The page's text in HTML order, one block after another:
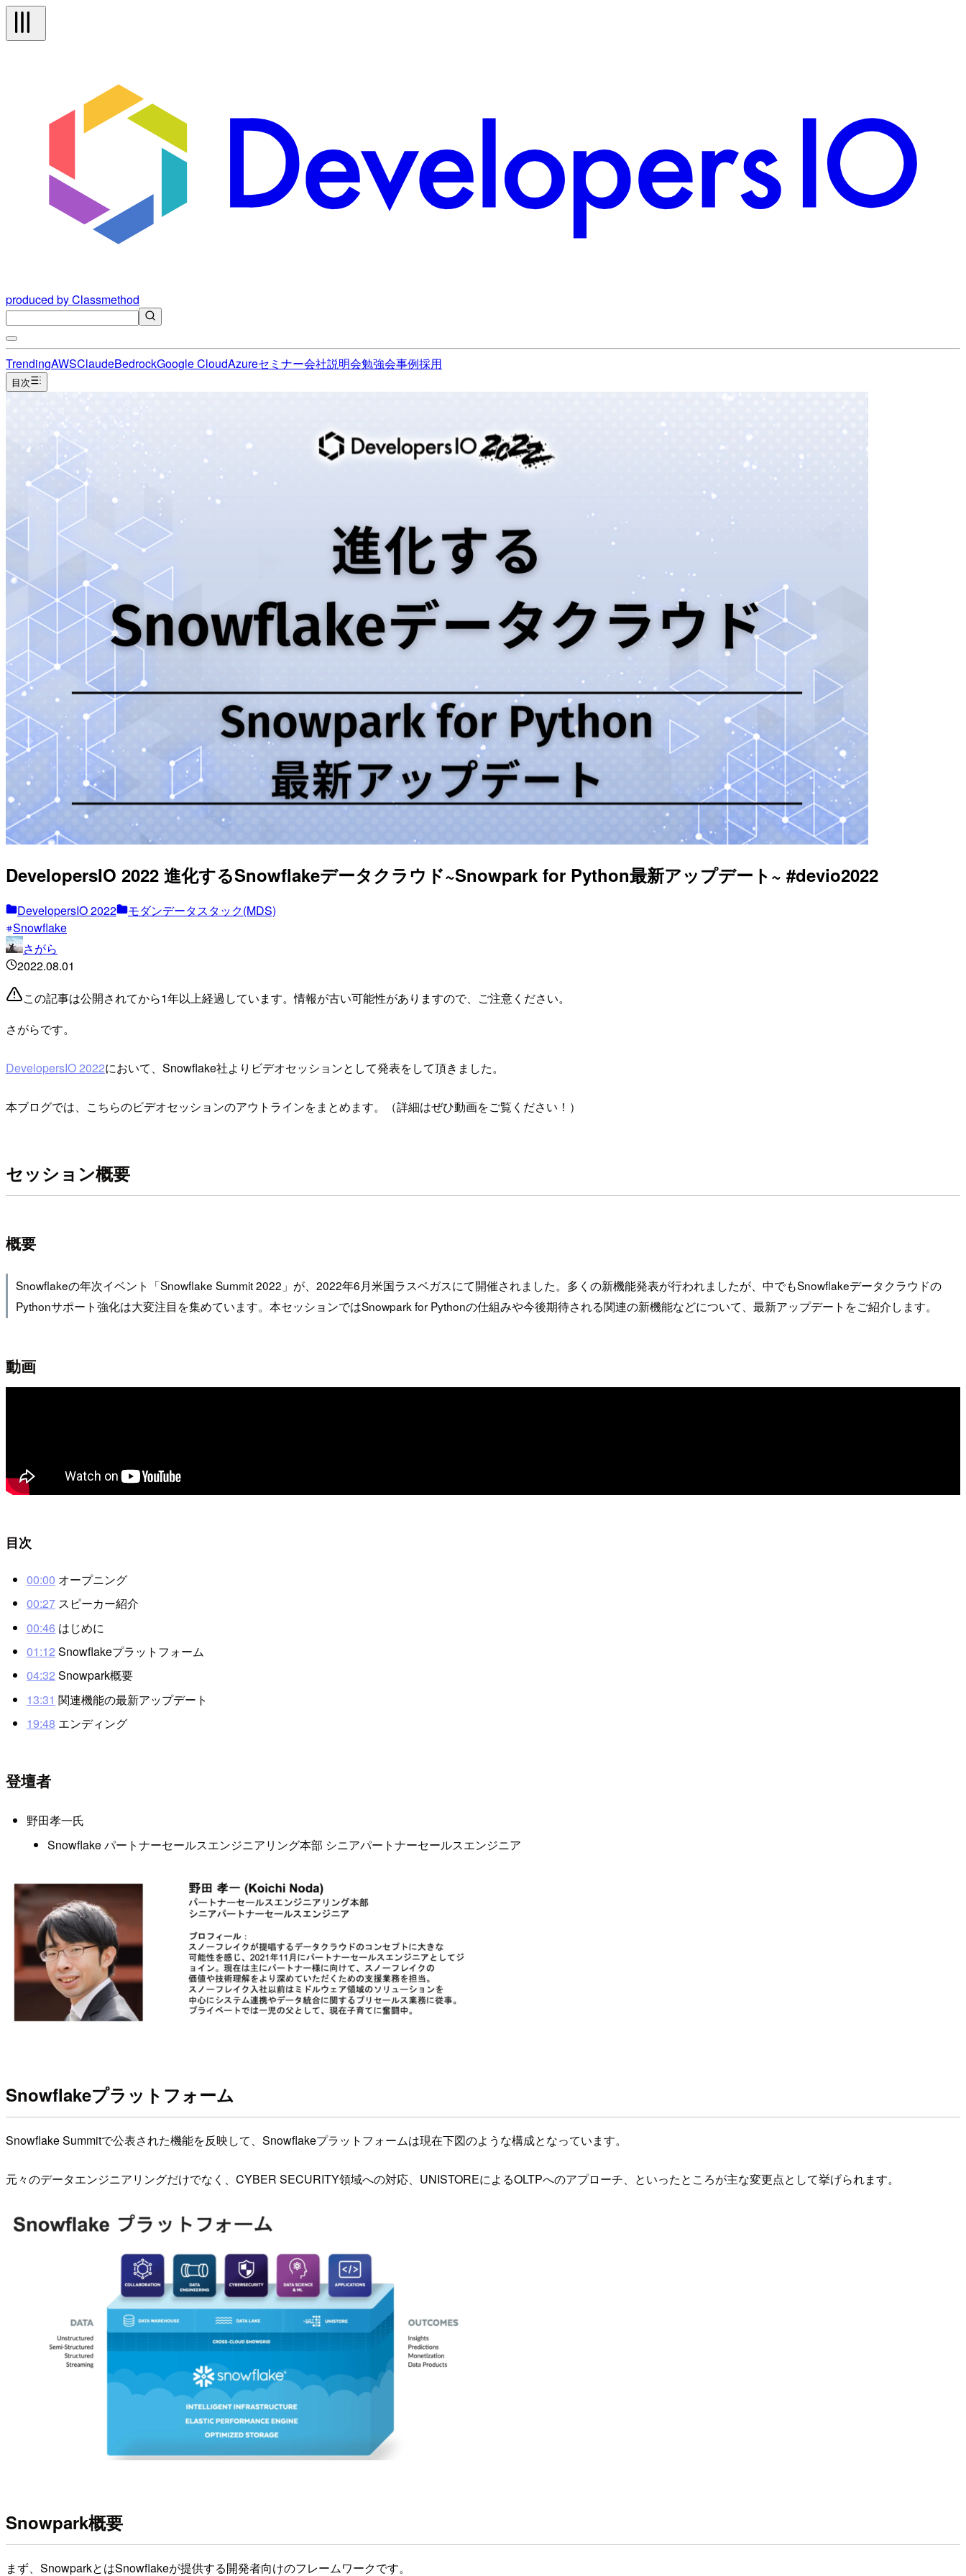
produced by Classmethod
TrendingAWSClaudeBedrockGoogle CloudAzureセミナー会社説明会勉強会事例採用
目次
DevelopersIO 2022 進化するSnowflakeデータクラウド~Snowpark for Python最新アップデート~ #devio2022
DevelopersIO 2022
モダンデータスタック(MDS)
Snowflake
さがら
2022.08.01
この記事は公開されてから1年以上経過しています。情報が古い可能性がありますので、ご注意ください。
さがらです。
DevelopersIO 2022において、Snowflake社よりビデオセッションとして発表をして頂きました。
本ブログでは、こちらのビデオセッションのアウトラインをまとめます。（詳細はぜひ動画をご覧ください！）
セッション概要
概要
Snowflakeの年次イベント「Snowflake Summit 2022」が、2022年6月米国ラスベガスにて開催されました。多くの新機能発表が行われましたが、中でもSnowflakeデータクラウドの
Pythonサポート強化は大変注目を集めています。本セッションではSnowpark for Pythonの仕組みや今後期待される関連の新機能などについて、最新アップデートをご紹介します。
動画
目次
00:00 オープニング
00:27スピーカー紹介
00:46 はじめに
01:12 Snowflakeプラットフォーム
04:32 Snowpark概要
13:31 関連機能の最新アップデート
19:48 エンディング
登壇者
野田孝一氏
Snowflake パートナーセールスエンジニアリング本部 シニアパートナーセールスエンジニア
Snowflakeプラットフォーム
Snowflake Summitで公表された機能を反映して、Snowflakeプラットフォームは現在下図のような構成となっています。
元々のデータエンジニアリングだけでなく、CYBER SECURITY領域への対応、UNISTOREによるOLTPへのアプローチ、といったところが主な変更点として挙げられます。
Snowpark概要
まず、SnowparkとはSnowflakeが提供する開発者向けのフレームワークです。